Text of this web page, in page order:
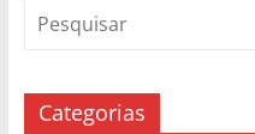
Categorias